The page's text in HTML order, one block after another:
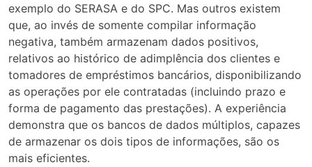
exemplo do SERASA e do SPC. Mas outros existem
que, ao invés de somente compilar informação
negativa, também armazenam dados positivos,
relativos ao histórico de adimplência dos clientes e
tomadores de empréstimos bancários, disponibilizando
as operações por ele contratadas (incluindo prazo e
forma de pagamento das prestações). A experiência
demonstra que os bancos de dados múltiplos, capazes
de armazenar os dois tipos de informações, são os
mais eficientes.